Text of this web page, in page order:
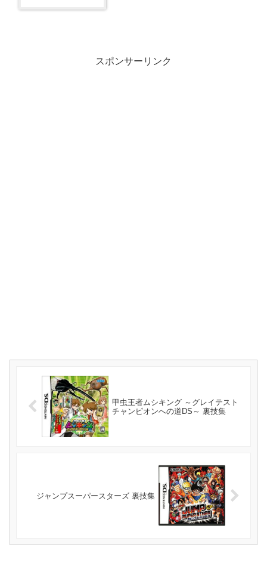
スポンサーリンク
甲虫王者ムシキング ～グレイテスト
チャンピオンへの道DS～ 裏技集
ジャンプスーパースターズ 裏技集